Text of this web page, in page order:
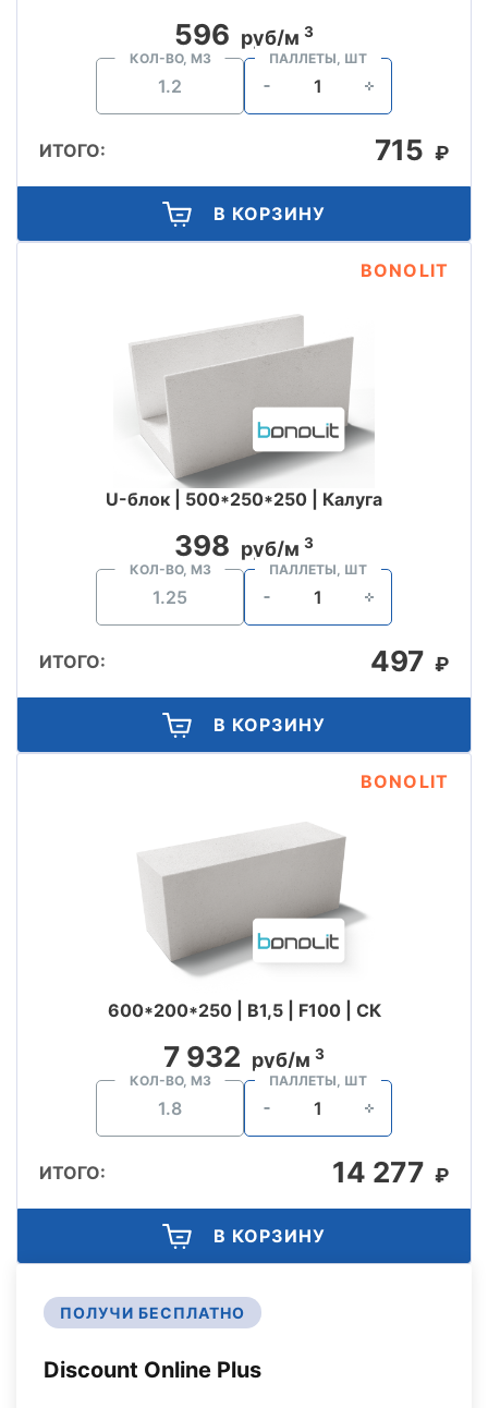
596 руб/м 3
КОЛ-ВО, М3 ПАЛЛЕТЫ, ШТ
ИТОГО: 715 ₽
В КОРЗИНУ
BONOLIT
U-блок | 500*250*250 | Калуга
398 руб/м 3
КОЛ-ВО, М3 ПАЛЛЕТЫ, ШТ
ИТОГО: 497 ₽
В КОРЗИНУ
BONOLIT
600*200*250 | B1,5 | F100 | СК
7 932 руб/м 3
КОЛ-ВО, М3 ПАЛЛЕТЫ, ШТ
ИТОГО: 14 277 ₽
В КОРЗИНУ
ПОЛУЧИ БЕСПЛАТНО
Discount Online Plus